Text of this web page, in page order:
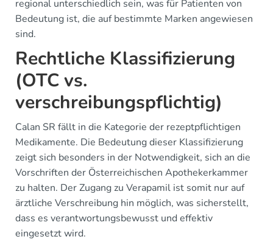
regional unterschiedlich sein, was für Patienten von
Bedeutung ist, die auf bestimmte Marken angewiesen
sind.
Rechtliche Klassifizierung
(OTC vs.
verschreibungspflichtig)
Calan SR fällt in die Kategorie der rezeptpflichtigen
Medikamente. Die Bedeutung dieser Klassifizierung
zeigt sich besonders in der Notwendigkeit, sich an die
Vorschriften der Österreichischen Apothekerkammer
zu halten. Der Zugang zu Verapamil ist somit nur auf
ärztliche Verschreibung hin möglich, was sicherstellt,
dass es verantwortungsbewusst und effektiv
eingesetzt wird.